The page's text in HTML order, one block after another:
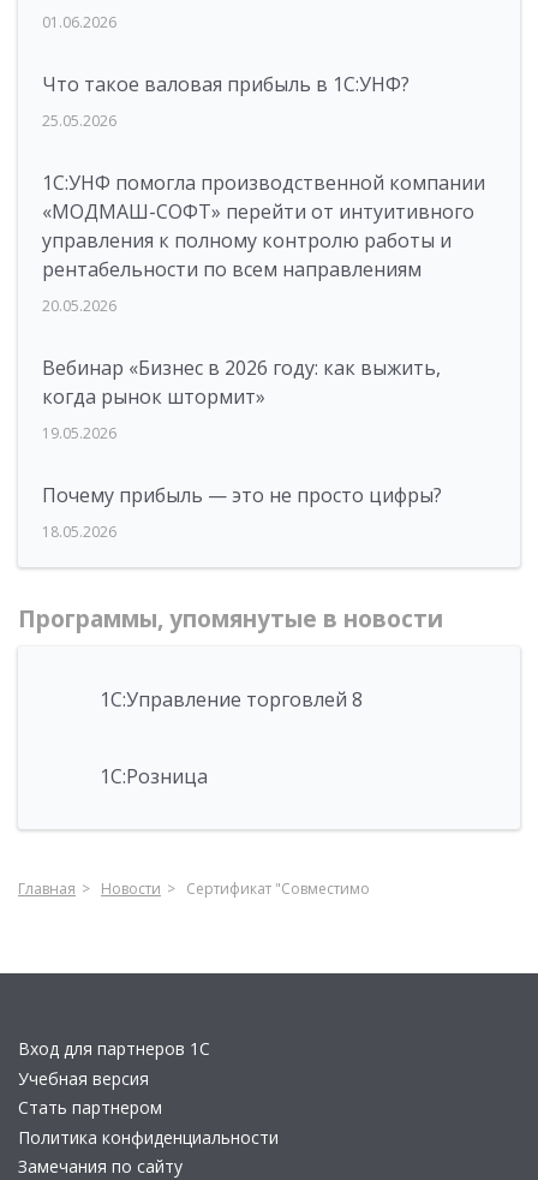
01.06.2026
Что такое валовая прибыль в 1С:УНФ?
25.05.2026
1С:УНФ помогла производственной компании
«МОДМАШ-СОФТ» перейти от интуитивного
управления к полному контролю работы и
рентабельности по всем направлениям
20.05.2026
Вебинар «Бизнес в 2026 году: как выжить,
когда рынок штормит»
19.05.2026
Почему прибыль — это не просто цифры?
18.05.2026
Программы, упомянутые в новости
1С:Управление торговлей 8
1С:Розница
Главная Новости Сертификат "Совместимо
Вход для партнеров 1С
Учебная версия
Стать партнером
Политика конфиденциальности
Замечания по сайту